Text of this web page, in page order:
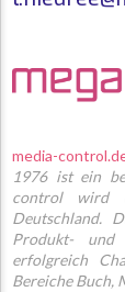
media-
1976 ist ein
control wird
Deutschland.
Produkt- und
erfolgreich
Bereiche Buch,